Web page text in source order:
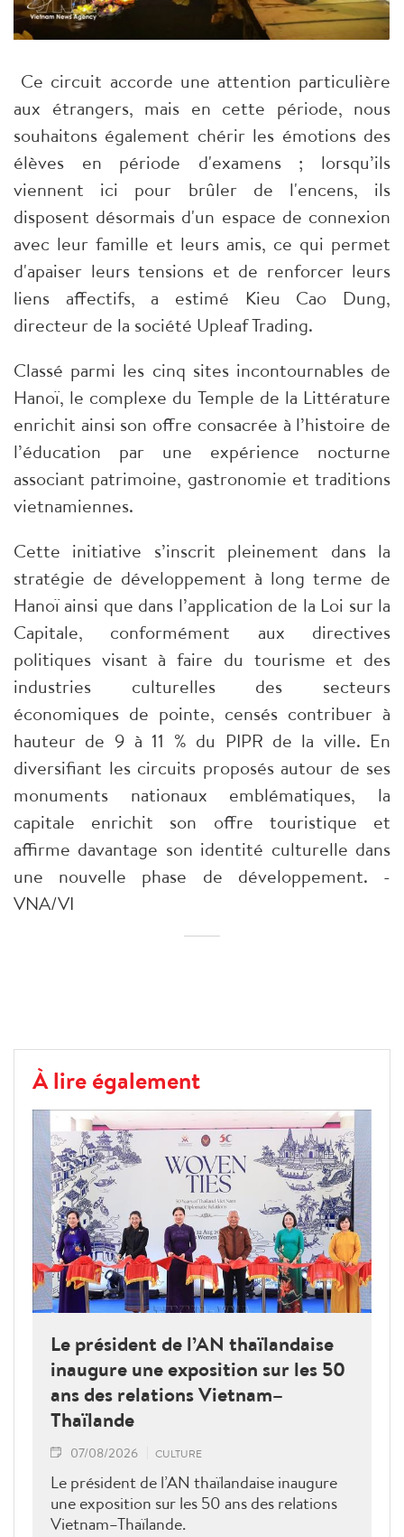
Ce circuit accorde une attention particulière
aux étrangers, mais en cette période, nous
souhaitons également chérir les émotions des
élèves en période d'examens ; lorsqu’ils
viennent ici pour brûler de l'encens, ils
disposent désormais d'un espace de connexion
avec leur famille et leurs amis, ce qui permet
d'apaiser leurs tensions et de renforcer leurs
liens affectifs, a estimé Kieu Cao Dung,
directeur de la société Upleaf Trading.
Classé parmi les cinq sites incontournables de
Hanoï, le complexe du Temple de la Littérature
enrichit ainsi son offre consacrée à l’histoire de
l’éducation par une expérience nocturne
associant patrimoine, gastronomie et traditions
vietnamiennes.
Cette initiative s’inscrit pleinement dans la
stratégie de développement à long terme de
Hanoï ainsi que dans l’application de la Loi sur la
Capitale, conformément aux directives
politiques visant à faire du tourisme et des
industries culturelles des secteurs
économiques de pointe, censés contribuer à
hauteur de 9 à 11 % du PIPR de la ville. En
diversifiant les circuits proposés autour de ses
monuments nationaux emblématiques, la
capitale enrichit son offre touristique et
affirme davantage son identité culturelle dans
une nouvelle phase de développement. -
VNA/VI
À lire également
Le président de l’AN thaïlandaise
inaugure une exposition sur les 50
ans des relations Vietnam–
Thaïlande
07/08/2026 CULTURE
Le président de l’AN thaïlandaise inaugure
une exposition sur les 50 ans des relations
Vietnam–Thaïlande.